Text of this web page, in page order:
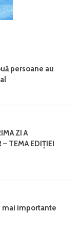
persoane au
ZI A
TEMA EDIȚIEI
mai importante